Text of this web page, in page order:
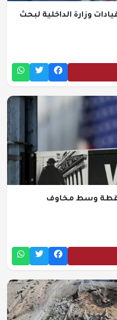
وزارة الداخلية لبحث
داو جونز يهوي بأكثر من 400 نقطة وسط مخاوف